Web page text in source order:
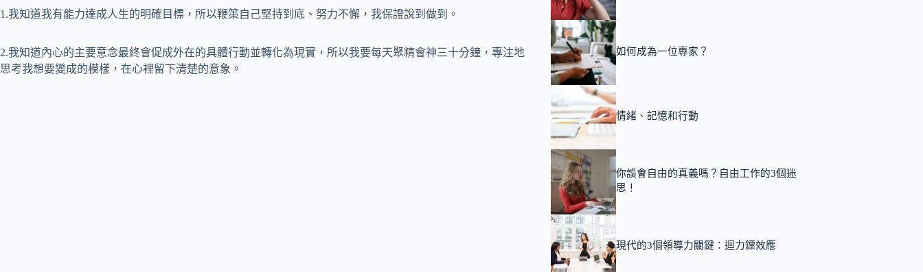
1.我知道我有能力達成人生的明確目標，所以鞭策自己堅持到底、努力不懈，我保證說到做到。
2.我知道內心的主要意念最終會促成外在的具體行動並轉化為現實，所以我要每天聚精會神三十分鐘，專注地
思考我想要變成的模樣，在心裡留下清楚的意象。
如何成為一位專家？
情緒、記憶和行動
你誤會自由的真義嗎？自由工作的3個迷
思！
現代的3個領導力關鍵：迴力鏢效應